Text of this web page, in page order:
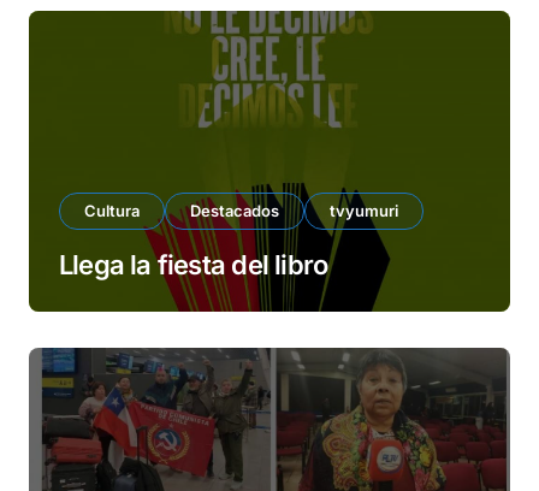
Cultura Destacados tvyumuri
Llega la fiesta del libro